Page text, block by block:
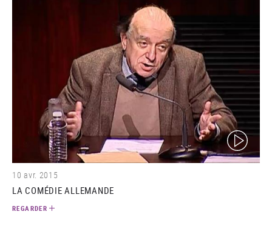
(video)
10 avr. 2015
LA COMÉDIE ALLEMANDE
REGARDER